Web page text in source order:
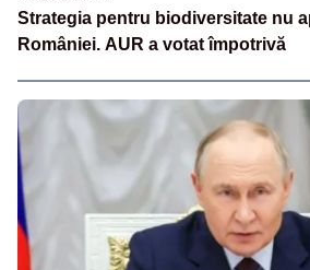
Strategia pentru biodiversitate nu
României. AUR a votat împotrivă